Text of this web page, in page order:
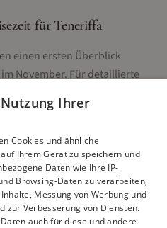
für Teneriffa
einen ersten Überblick
im November. Für detaillierte
Reisetipps besuchen Sie
Reisezeit Teneriffa
Ihrer
Cookies und ähnliche
Ihrem Gerät zu speichern und
Daten wie Ihre IP-
Browsing-Daten zu verarbeiten,
Messung von Werbung und
zur Verbesserung von Diensten.
auch für diese und andere